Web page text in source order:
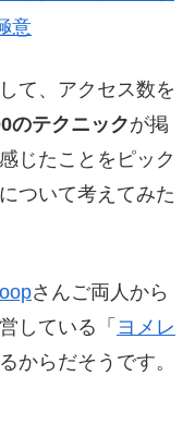
意
て、アクセス数を
のテクニックが掲
じたことをピック
ついて考えてみた
さんご両人から
している「 ヨメレ
からだそうです。